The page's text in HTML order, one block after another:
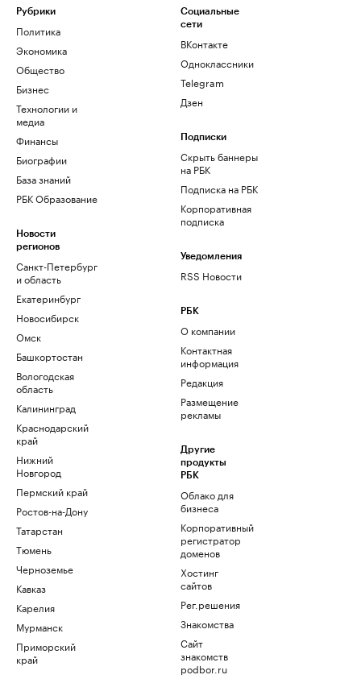
Рубрики
Политика
Экономика
Общество
Бизнес
Технологии и
медиа
Финансы
Биографии
База знаний
РБК Образование
Новости
регионов
Санкт-Петербург
и область
Екатеринбург
Новосибирск
Омск
Башкортостан
Вологодская
область
Калининград
Краснодарский
край
Нижний
Новгород
Пермский край
Ростов-на-Дону
Татарстан
Тюмень
Черноземье
Кавказ
Карелия
Мурманск
Приморский
край
Социальные
сети
ВКонтакте
Одноклассники
Telegram
Дзен
Подписки
Скрыть баннеры
на РБК
Подписка на РБК
Корпоративная
подписка
Уведомления
RSS Новости
РБК
О компании
Контактная
информация
Редакция
Размещение
рекламы
Другие
продукты
РБК
Облако для
бизнеса
Корпоративный
регистратор
доменов
Хостинг
сайтов
Рег.решения
Знакомства
Сайт
знакомств
podbor.ru